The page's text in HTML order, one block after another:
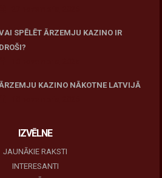
SPĒLĒT ĀRZEMJU KAZINO IR
DROŠI?
KAZINO NĀKOTNE LATVIJĀ
IZVĒLNE
JAUNĀKIE RAKSTI
INTERESANTI